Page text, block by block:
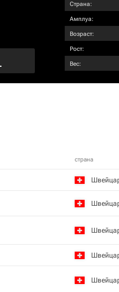
Страна:
Амплуа:
Возраст:
Рост:
Вес:
страна